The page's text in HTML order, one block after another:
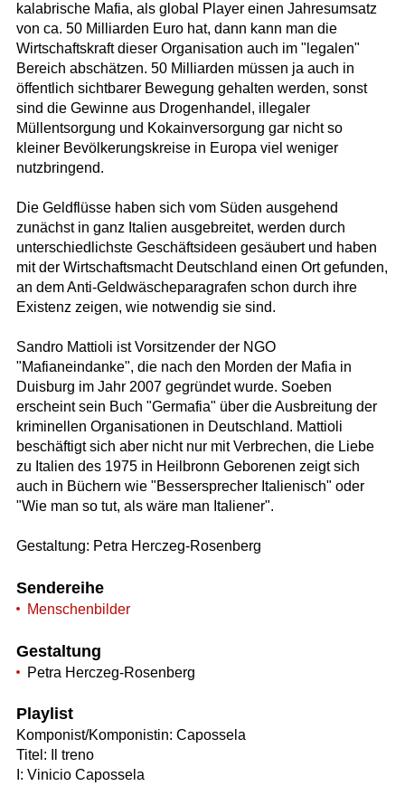
kalabrische Mafia, als global Player einen Jahresumsatz
von ca. 50 Milliarden Euro hat, dann kann man die
Wirtschaftskraft dieser Organisation auch im "legalen"
Bereich abschätzen. 50 Milliarden müssen ja auch in
öffentlich sichtbarer Bewegung gehalten werden, sonst
sind die Gewinne aus Drogenhandel, illegaler
Müllentsorgung und Kokainversorgung gar nicht so
kleiner Bevölkerungskreise in Europa viel weniger
nutzbringend.
Die Geldflüsse haben sich vom Süden ausgehend
zunächst in ganz Italien ausgebreitet, werden durch
unterschiedlichste Geschäftsideen gesäubert und haben
mit der Wirtschaftsmacht Deutschland einen Ort gefunden,
an dem Anti-Geldwäscheparagrafen schon durch ihre
Existenz zeigen, wie notwendig sie sind.
Sandro Mattioli ist Vorsitzender der NGO
"Mafianeindanke", die nach den Morden der Mafia in
Duisburg im Jahr 2007 gegründet wurde. Soeben
erscheint sein Buch "Germafia" über die Ausbreitung der
kriminellen Organisationen in Deutschland. Mattioli
beschäftigt sich aber nicht nur mit Verbrechen, die Liebe
zu Italien des 1975 in Heilbronn Geborenen zeigt sich
auch in Büchern wie "Bessersprecher Italienisch" oder
"Wie man so tut, als wäre man Italiener".
Gestaltung: Petra Herczeg-Rosenberg
Sendereihe
Menschenbilder
Gestaltung
Petra Herczeg-Rosenberg
Playlist
Komponist/Komponistin: Capossela
Titel: Il treno
I: Vinicio Capossela